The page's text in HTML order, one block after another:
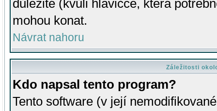
důležité (kvůli hlavičce, která
mohou konat.
Návrat nahoru
Záležitosti
Kdo napsal tento program?
Tento software (v její